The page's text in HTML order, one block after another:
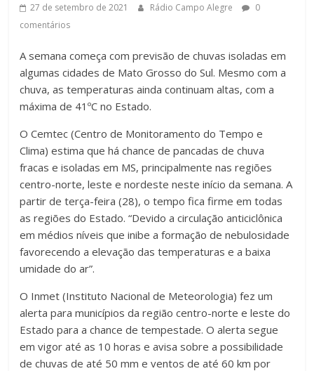
27 de setembro de 2021 Rádio Campo Alegre
0
comentários
A semana começa com previsão de chuvas isoladas em
algumas cidades de Mato Grosso do Sul. Mesmo com a
chuva, as temperaturas ainda continuam altas, com a
máxima de 41ºC no Estado.
O Cemtec (Centro de Monitoramento do Tempo e
Clima) estima que há chance de pancadas de chuva
fracas e isoladas em MS, principalmente nas regiões
centro-norte, leste e nordeste neste início da semana. A
partir de terça-feira (28), o tempo fica firme em todas
as regiões do Estado. “Devido a circulação anticiclônica
em médios níveis que inibe a formação de nebulosidade
favorecendo a elevação das temperaturas e a baixa
umidade do ar”.
O Inmet (Instituto Nacional de Meteorologia) fez um
alerta para municípios da região centro-norte e leste do
Estado para a chance de tempestade. O alerta segue
em vigor até as 10 horas e avisa sobre a possibilidade
de chuvas de até 50 mm e ventos de até 60 km por